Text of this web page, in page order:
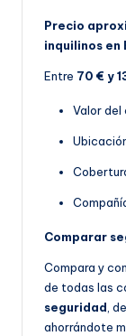
Precio
inquilinos en
Entre 70 € y
Valor del
Comparar
Compara y
de todas las
seguridad,
ahorrándote